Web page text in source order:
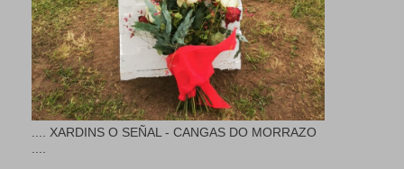
.... XARDINS O SEÑAL - CANGAS DO MORRAZO